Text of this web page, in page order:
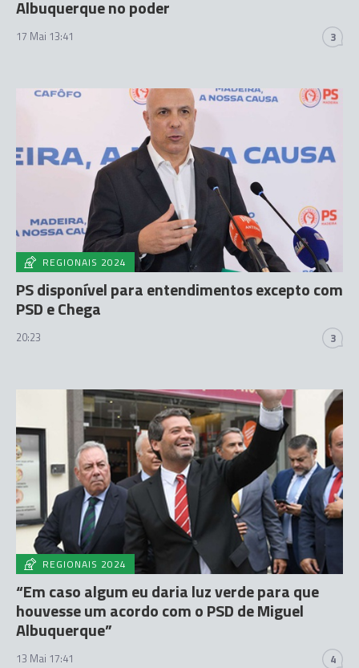
Albuquerque no poder
17 Mai 13:41 3
REGIONAIS 2024
PS disponível para entendimentos excepto com
PSD e Chega
20:23 3
REGIONAIS 2024
“Em caso algum eu daria luz verde para que
houvesse um acordo com o PSD de Miguel
Albuquerque”
13 Mai 17:41 4